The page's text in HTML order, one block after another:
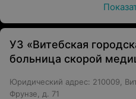
УЗ «Витебская
больница скорой
Юридический адрес: 210009,
Фрунзе, д. 71